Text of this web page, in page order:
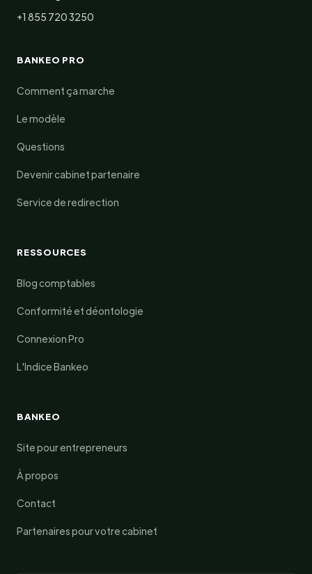
+1 855 720 3250
BANKEO PRO
Comment ça marche
Le modèle
Questions
Devenir cabinet partenaire
Service de redirection
RESSOURCES
Blog comptables
Conformité et déontologie
Connexion Pro
L'Indice Bankeo
BANKEO
Site pour entrepreneurs
À propos
Contact
Partenaires pour votre cabinet